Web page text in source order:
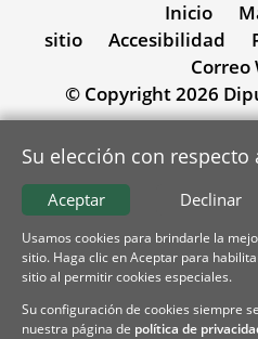
Inicio
sitio
Accesibilidad
Correo
© Copyright 2026
Su elección con respecto
Declinar
Aceptar
Usamos cookies para brindarle la
sitio. Haga clic en Aceptar para
sitio al permitir cookies especiales.
Su configuración de cookies siempre
nuestra página de política de